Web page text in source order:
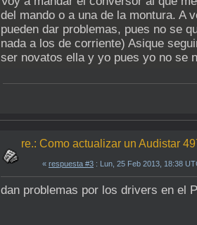
del mando o a una de la montura. A
pueden dar problemas, pues no se
nada a los de corriente) Asique
ser novatos ella y yo pues yo no se
re.: Como actualizar un Audistar
« respuesta #3 : Lun, 25 Feb 2013, 18:38
dan problemas por los drivers en el